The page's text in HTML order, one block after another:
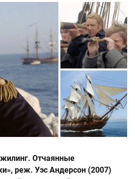
Отчаянные
реж. Уэс Андерсон (2007)